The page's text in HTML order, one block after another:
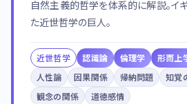
自然主義的哲学を体系的に解説。イ
た近世哲学の巨人。
近世哲学 認識論 倫理学
形而上
人性論
因果関係 帰納問題 知覚
観念の関係
道徳感情